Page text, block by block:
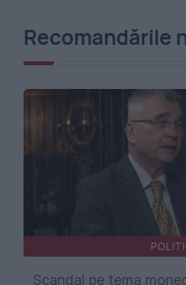
Recomandările
Scandal pe tema